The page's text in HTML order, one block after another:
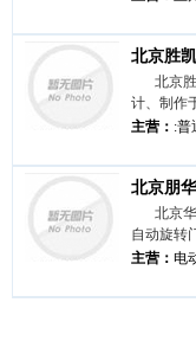
北京胜
北京
计、制作
主营： :普
北京朋
北京
自动旋转
主营： 电